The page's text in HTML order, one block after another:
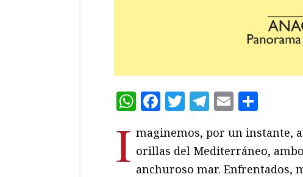
WhatsApp
Facebook
Twitter
Telegram
Email
I maginemos, por un instante,
orillas del Mediterráneo,
anchuroso mar. Enfrentados,